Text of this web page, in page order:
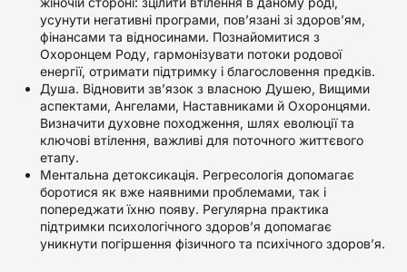
усунути негативні програми, пов’язані зі здоров’ям,
фінансами та відносинами. Познайомитися з
Охоронцем Роду, гармонізувати потоки родової
енергії, отримати підтримку і благословення предків.
Душа. Відновити зв’язок з власною Душею, Вищими
аспектами, Ангелами, Наставниками й Охоронцями.
Визначити духовне походження, шлях еволюції та
ключові втілення, важливі для поточного життєвого
етапу.
Ментальна детоксикація. Регресологія допомагає
боротися як вже наявними проблемами, так і
попереджати їхню появу. Регулярна практика
підтримки психологічного здоров’я допомагає
уникнути погіршення фізичного та психічного здоров’я.